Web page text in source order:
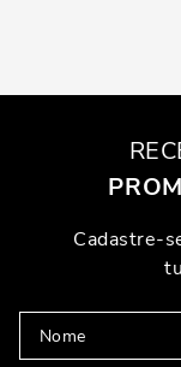
Cadastre-